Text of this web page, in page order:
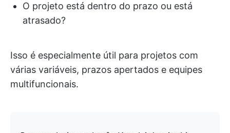
O projeto está dentro do prazo ou está
atrasado?
Isso é especialmente útil para projetos com
várias variáveis, prazos apertados e equipes
multifuncionais.